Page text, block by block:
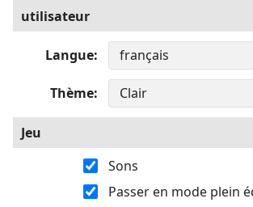
utilisateur
Langue
Thème
Jeu
Sons
Passer en mode plein